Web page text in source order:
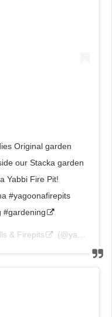
Original garden
our Stacka garden
Yabbi Fire Pit!
#yagoonafirepits
#gardening
& Firepits (@yagoonadesignaustralia) on